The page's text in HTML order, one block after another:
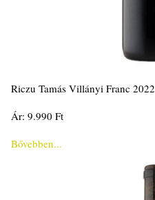
Riczu Tamás Villányi Franc 2022
Ár: 9.990 Ft
Bővebben...